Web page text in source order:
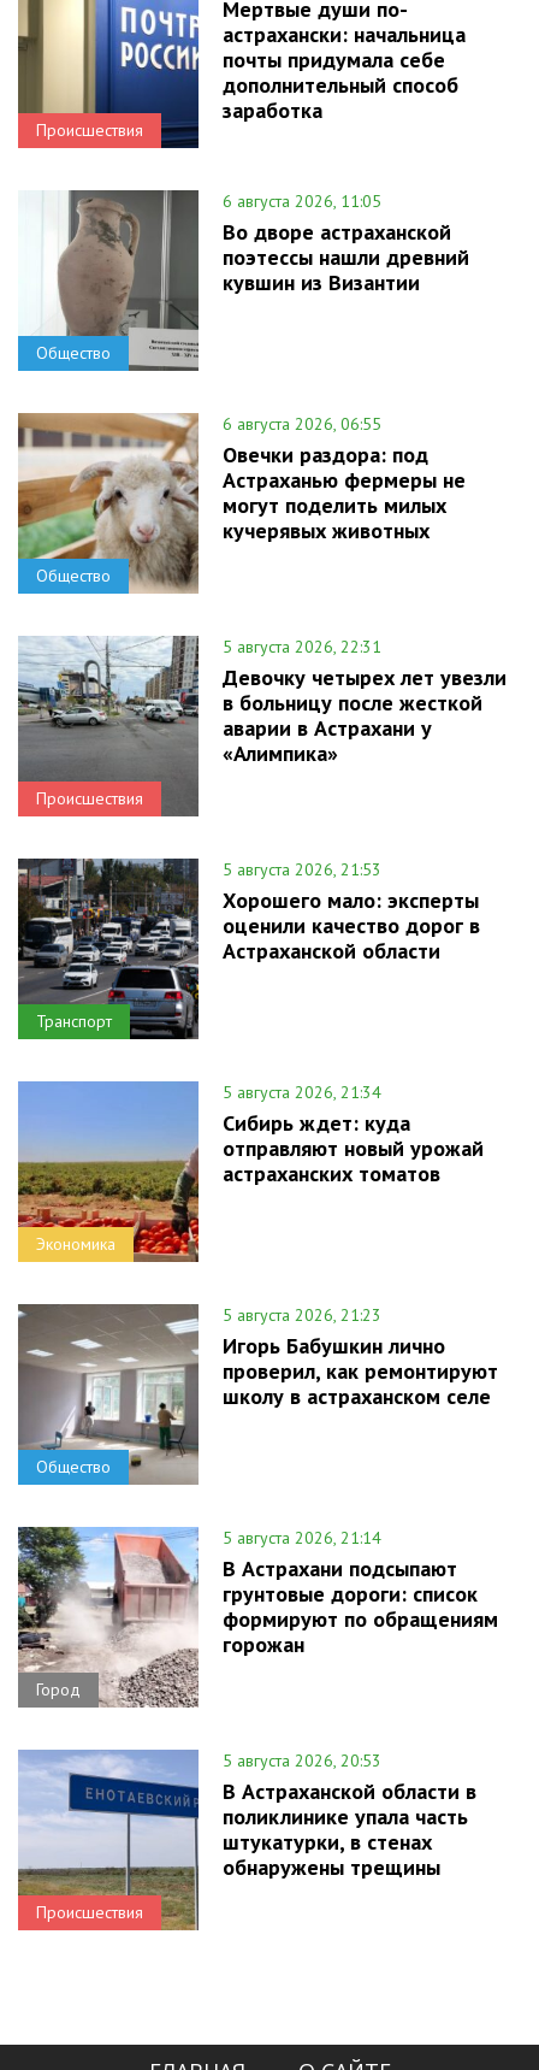
Происшествия
Мертвые души по-
астрахански: начальница
почты придумала себе
дополнительный способ
заработка
Общество
6 августа 2026, 11:05
Во дворе астраханской
поэтессы нашли древний
кувшин из Византии
Общество
6 августа 2026, 06:55
Овечки раздора: под
Астраханью фермеры не
могут поделить милых
кучерявых животных
Происшествия
5 августа 2026, 22:31
Девочку четырех лет увезли
в больницу после жесткой
аварии в Астрахани у
«Алимпика»
Транспорт
5 августа 2026, 21:53
Хорошего мало: эксперты
оценили качество дорог в
Астраханской области
Экономика
5 августа 2026, 21:34
Сибирь ждет: куда
отправляют новый урожай
астраханских томатов
Общество
5 августа 2026, 21:23
Игорь Бабушкин лично
проверил, как ремонтируют
школу в астраханском селе
Город
5 августа 2026, 21:14
В Астрахани подсыпают
грунтовые дороги: список
формируют по обращениям
горожан
Происшествия
5 августа 2026, 20:53
В Астраханской области в
поликлинике упала часть
штукатурки, в стенах
обнаружены трещины